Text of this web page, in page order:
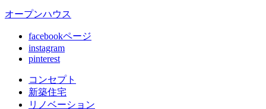
オープンハウス
facebookページ
instagram
pinterest
コンセプト
新築住宅
リノベーション